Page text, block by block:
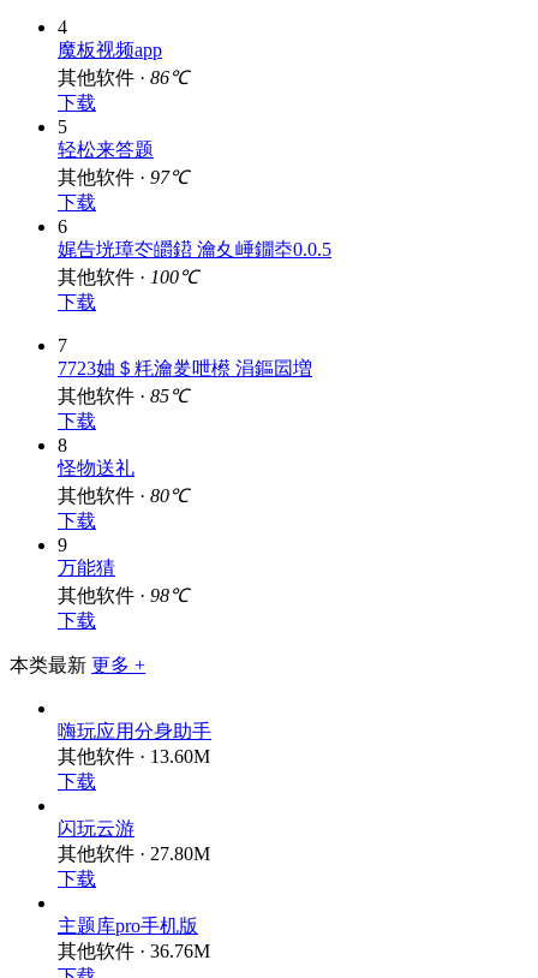
4
魔板视频app
其他软件 · 86℃
下载
5
轻松来答题
其他软件 · 97℃
下载
6
娓告垙璋冭皭鍣 瀹夊崜鐗坴0.0.5
其他软件 · 100℃
下载
7
7723妯＄粍瀹夎呭櫒 涓鏂囩増
其他软件 · 85℃
下载
8
怪物送礼
其他软件 · 80℃
下载
9
万能猜
其他软件 · 98℃
下载
本类最新 更多 +
嗨玩应用分身助手
其他软件 · 13.60M
下载
闪玩云游
其他软件 · 27.80M
下载
主题库pro手机版
其他软件 · 36.76M